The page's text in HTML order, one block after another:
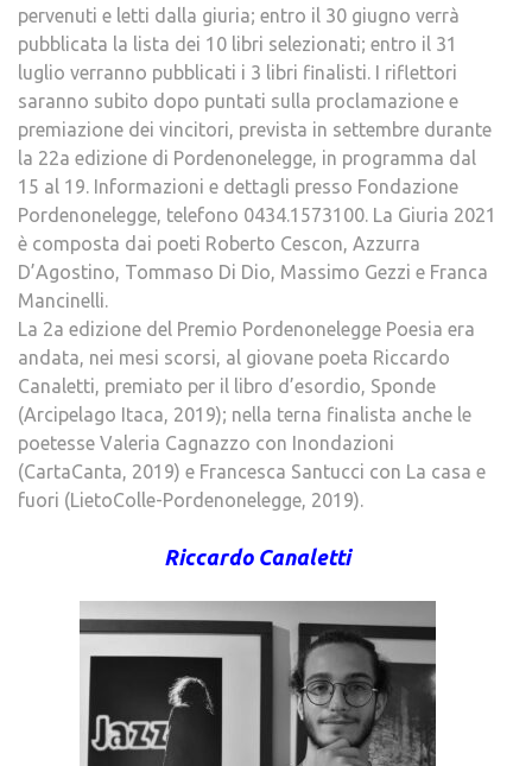
pervenuti e letti dalla giuria; entro il 30 giugno verrà
pubblicata la lista dei 10 libri selezionati; entro il 31
luglio verranno pubblicati i 3 libri finalisti. I riflettori
saranno subito dopo puntati sulla proclamazione e
premiazione dei vincitori, prevista in settembre durante
la 22a edizione di Pordenonelegge, in programma dal
15 al 19. Informazioni e dettagli presso Fondazione
Pordenonelegge, telefono 0434.1573100. La Giuria 2021
è composta dai poeti Roberto Cescon, Azzurra
D’Agostino, Tommaso Di Dio, Massimo Gezzi e Franca
Mancinelli.
La 2a edizione del Premio Pordenonelegge Poesia era
andata, nei mesi scorsi, al giovane poeta Riccardo
Canaletti, premiato per il libro d’esordio, Sponde
(Arcipelago Itaca, 2019); nella terna finalista anche le
poetesse Valeria Cagnazzo con Inondazioni
(CartaCanta, 2019) e Francesca Santucci con La casa e
fuori (LietoColle-Pordenonelegge, 2019).
Riccardo Canaletti